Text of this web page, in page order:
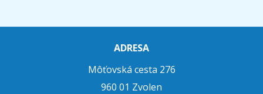
ADRESA
Môťovská cesta 276
960 01 Zvolen